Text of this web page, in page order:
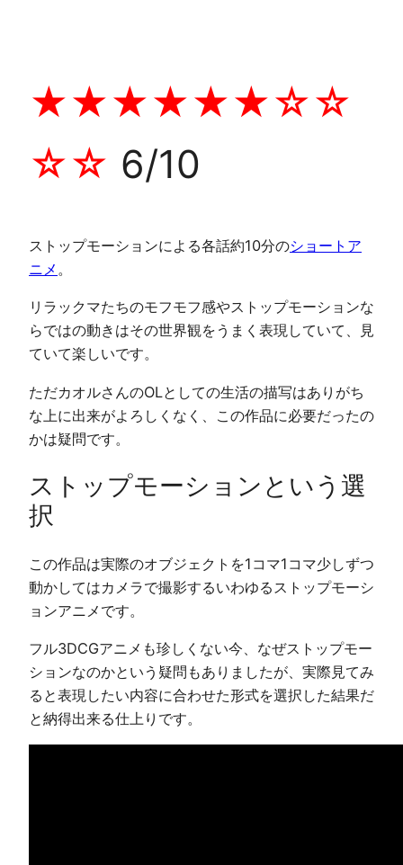
★★★★★★☆☆
☆☆ 6/10
ストップモーションによる各話約10分のショートア
ニメ 。
リラックマたちのモフモフ感やストップモーションな
らではの動きはその世界観をうまく表現していて、見
ていて楽しいです。
ただカオルさんのOLとしての生活の描写はありがち
な上に出来がよろしくなく、この作品に必要だったの
かは疑問です。
ストップモーションという選
択
この作品は実際のオブジェクトを1コマ1コマ少しずつ
動かしてはカメラで撮影するいわゆるストップモーシ
ョンアニメです。
フル3DCGアニメも珍しくない今、なぜストップモー
ションなのかという疑問もありましたが、実際見てみ
ると表現したい内容に合わせた形式を選択した結果だ
と納得出来る仕上りです。